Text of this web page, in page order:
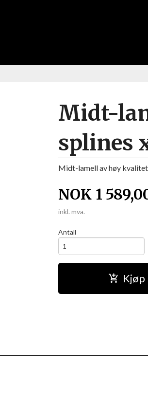
Midt-
splines
Midt-lamell av høy
NOK 1
inkl. mva.
Antall
Kjøp